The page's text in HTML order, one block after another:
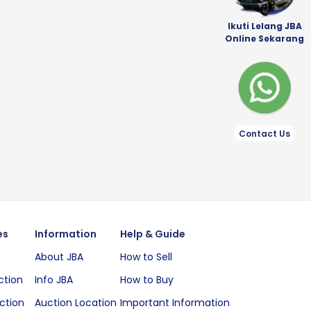
Information
About JBA
Info JBA
Auction Location
Help & Guide
How to Sell
How to Buy
Important Information
Ikuti Lelang JBA
Online Sekarang
Contact Us